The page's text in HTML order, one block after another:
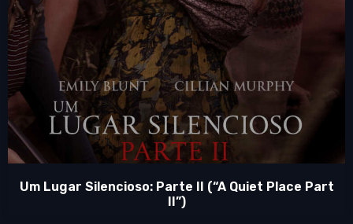
Um Lugar Silencioso: Parte II (“A Quiet Place Part
II”)